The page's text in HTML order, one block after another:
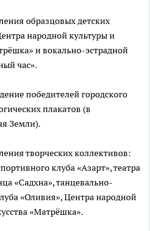
образцовых детских
народной культуры и
и вокально-эстрадной
час».
победителей городского
плакатов (в
Земли).
творческих коллективов:
клуба «Азарт», театра
«Садхна», танцевально-
«Оливия», Центра народной
«Матрёшка».